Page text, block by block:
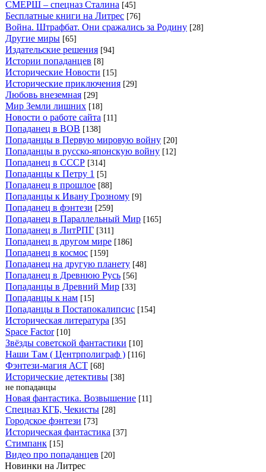
СМЕРШ – спецназ Сталина [45]
Бесплатные книги на Литрес [76]
Война. Штрафбат. Они сражались за Родину [28]
Другие миры [65]
Издательские решения [94]
Истории попаданцев [8]
Исторические Новости [15]
Исторические приключения [29]
Любовь внеземная [29]
Мир Земли лишних [18]
Новости о работе сайта [11]
Попаданец в ВОВ [138]
Попаданцы в Первую мировую войну [20]
Попаданцы в русско-японскую войну [12]
Попаданец в СССР [314]
Попаданцы к Петру 1 [5]
Попаданец в прошлое [88]
Попаданцы к Ивану Грозному [9]
Попаданец в фэнтези [259]
Попаданец в Параллельный Мир [165]
Попаданец в ЛитРПГ [311]
Попаданец в другом мире [186]
Попаданец в космос [159]
Попаданец на другую планету [48]
Попаданец в Древнюю Русь [56]
Попаданцы в Древний Мир [33]
Попаданцы к нам [15]
Попаданцы в Постапокалипсис [154]
Историческая литература [35]
Space Factor [10]
Звёзды советской фантастики [10]
Наши Там ( Центрполиграф ) [116]
Фэнтези-магия АСТ [68]
Исторические детективы [38]
не попаданцы
Новая фантастика. Возвышение [11]
Спецназ КГБ, Чекисты [28]
Городское фэнтези [73]
Историческая фантастика [37]
Стимпанк [15]
Видео про попаданцев [20]
Новинки на Литрес